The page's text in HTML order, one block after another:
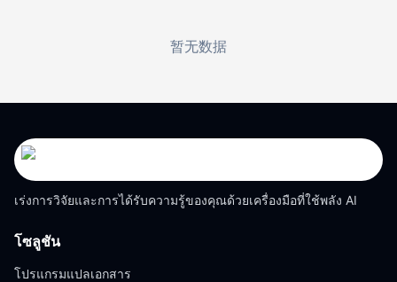
暂无数据
เร่งการวิจัยและการได้รับความรู้ของคุณด้วยเครื่องมือที่ใช้พลัง AI
โซลูชัน
โปรแกรมแปลเอกสาร